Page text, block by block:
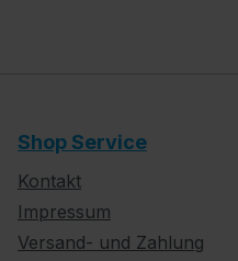
Shop Service
Kontakt
Impressum
Versand- und Zahlung